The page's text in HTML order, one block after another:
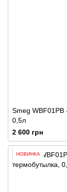
Smeg WBF01PB
0,5л
2 600 грн
НОВИНКА